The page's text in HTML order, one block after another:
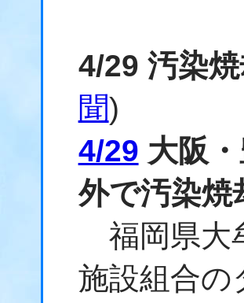
4/29 汚染
聞)
4/29 大阪
外で汚染焼
福岡県大
施設組合の